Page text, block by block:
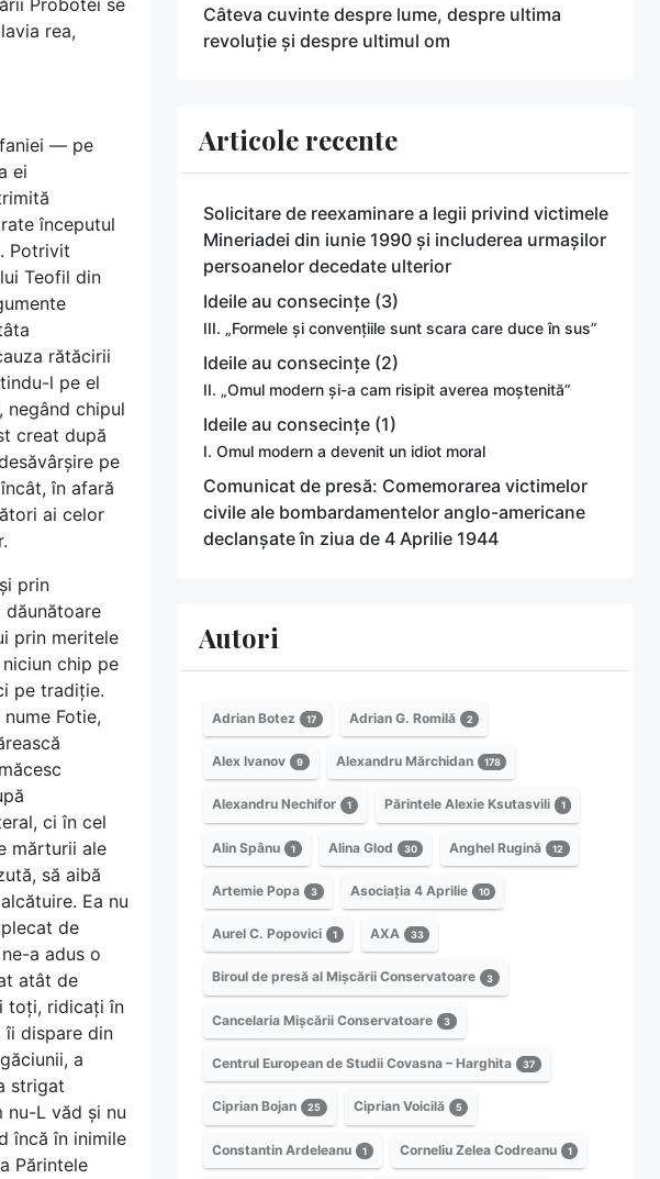
rea,
— pe
ei
începutul
Potrivit
Teofil din
rătăcirii
l pe el
negând chipul
creat după
pe
în afară
ai celor
prin
prin meritele
chip pe
pe tradiție.
Fotie,
ci în cel
mărturii ale
să aibă
Ea nu
de
a adus o
atât de
toți, ridicați în
îi dispare din
a
strigat
nu-L văd și nu
încă în inimile
Părintele
Câteva cuvinte despre lume, despre ultima
revoluție și despre ultimul om
Articole recente
Solicitare de reexaminare a legii privind victimele
Mineriadei din iunie 1990 și includerea urmașilor
persoanelor decedate ulterior
Ideile au consecințe (3)
III. „Formele și convențiile sunt scara care duce în sus”
Ideile au consecințe (2)
II. „Omul modern și-a cam risipit averea moștenită”
Ideile au consecințe (1)
I. Omul modern a devenit un idiot moral
Comunicat de presă: Comemorarea victimelor
civile ale bombardamentelor anglo-americane
declanșate în ziua de 4 Aprilie 1944
Autori
Adrian Botez 17 Adrian G. Romilă 2
Alex Ivanov 9 Alexandru Mărchidan 178
Alexandru Nechifor 1 Părintele Alexie Ksutasvili 1
Alin Spânu 1 Alina Glod 30 Anghel Rugină 12
Artemie Popa 3 Asociația 4 Aprilie 10
Aurel C. Popovici 1 AXA 33
Biroul de presă al Mișcării Conservatoare 3
Cancelaria Mișcării Conservatoare 3
Centrul European de Studii Covasna – Harghita 37
Ciprian Bojan 25 Ciprian Voicilă 5
Constantin Ardeleanu 1 Corneliu Zelea Codreanu 1